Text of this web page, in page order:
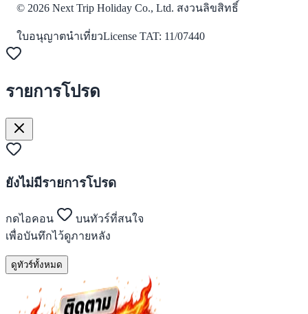
© 2026 Next Trip Holiday Co., Ltd. สงวนลิขสิทธิ์
ใบอนุญาตนำเที่ยวLicense TAT: 11/07440
รายการโปรด
ยังไม่มีรายการโปรด
กดไอคอน
บนทัวร์ที่สนใจ
เพื่อบันทึกไว้ดูภายหลัง
ดูทัวร์ทั้งหมด